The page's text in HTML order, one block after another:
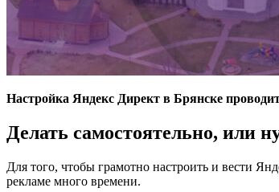
Настройка Яндекс Директ в Брянске
Делать самостоятельно, или
Для того, чтобы грамотно настроить и вести
рекламе много времени.